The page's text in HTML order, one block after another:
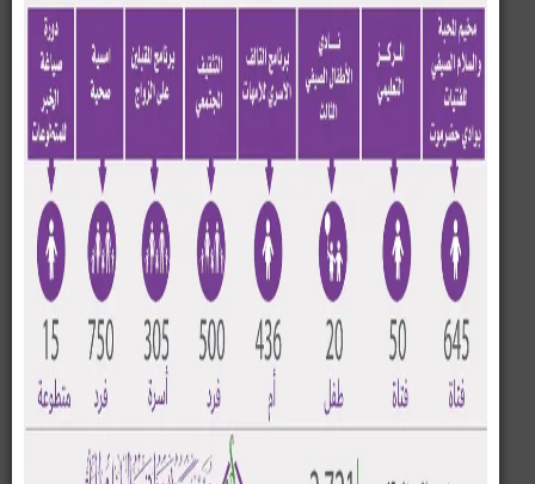
#إعلام_المؤسسةالأربعاء 28 مارس 2018م
دشن وكيل حضرموت للشون الفنية اليوم بالمكلا
الأربعاء 28 مارس المرحلة الثالثة لتتفيذ مشروع
برنامج الاستقرار الاسري بتمويل من مؤسسة
العون للتنمية.